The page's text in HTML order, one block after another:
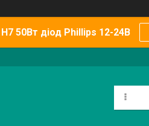
50Вт діод Phillips 12-24В